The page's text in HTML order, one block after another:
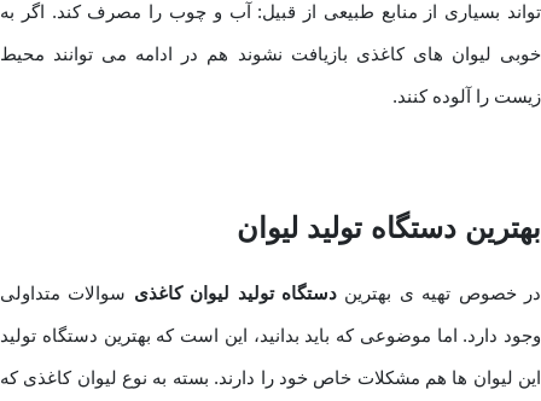
تواند بسیاری از منابع طبیعی از قبیل: آب و چوب را مصرف کند. اگر به
خوبی لیوان های کاغذی بازیافت نشوند هم در ادامه می توانند محیط
زیست را آلوده کنند.
بهترین دستگاه تولید لیوان
در خصوص تهیه ی بهترین دستگاه تولید لیوان کاغذی سوالات متداولی
وجود دارد. اما موضوعی که باید بدانید، این است که بهترین دستگاه تولید
این لیوان ها هم مشکلات خاص خود را دارند. بسته به نوع لیوان کاغذی که